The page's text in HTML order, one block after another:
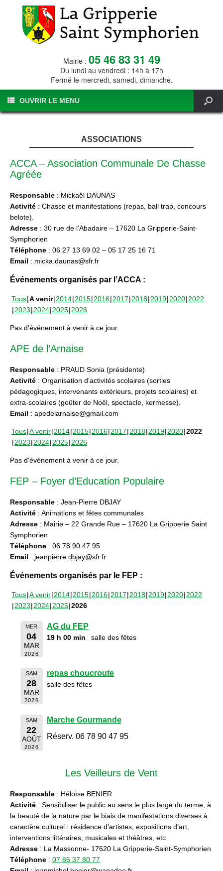
Mairie : 05 46 83 31 49
Du lundi au vendredi : 14h à 17h
Fermé le mercredi, samedi, dimanche.
OUVRIR LE MENU
ASSOCIATIONS
ACCA – Association Communale De Chasse
Agréée
Responsable : Mickaël DAUNAS
Activité : Chasse et manifestations (repas, ball trap, concours
belote).
Adresse : 30 rue de l’Abadaire – 17620 La Gripperie-Saint-
Symphorien
Téléphone : 06 27 13 69 02 – 05 17 25 16 71
Email : micka.daunas@sfr.fr
Événements organisés par l’ACCA :
Tous A venir 2014 2015 2016 2017 2018 2019 2020 2022
2023 2024 2025 2026
Pas d'événement à venir à ce jour.
APE de l’Arnaise
Responsable : PRAUD Sonia (présidente)
Activité : Organisation d’activités scolaires (sorties
pédagogiques, intervenants extérieurs, projets scolaires) et
extra-scolaires (goûter de Noël, spectacle, kermesse).
Email : apedelarnaise@gmail.com
Tous A venir 2014 2015 2016 2017 2018 2019 2020 2022
2023 2024 2025 2026
Pas d'événement à venir à ce jour.
FEP – Foyer d’Education Populaire
Responsable : Jean-Pierre DBJAY
Activité : Animations et fêtes communales
Adresse : Mairie – 22 Grande Rue – 17620 La Gripperie Saint
Symphorien
Téléphone : 06 78 90 47 95
Email : jeanpierre.dbjay@sfr.fr
Événements organisés par le FEP :
Tous A venir 2014 2015 2016 2017 2018 2019 2020 2022
2023 2024 2025 2026
MER
04
MAR
2026
AG du FEP
19 h 00 min salle des fêtes
SAM
28
MAR
2026
repas choucroute
salle des fêtes
SAM
22
AOÛT
2026
Marche Gourmande
Réserv. 06 78 90 47 95
Les Veilleurs de Vent
Responsable : Héloïse BENIER
Activité : Sensibiliser le public au sens le plus large du terme, à
la beauté de la nature par le biais de manifestations diverses à
caractère culturel : résidence d’artistes, expositions d’art,
interventions littéraires, musicales et théâtres, etc
Adresse : La Massonne- 17620 La Gripperie-Saint-Symphorien
Téléphone : 07 86 37 80 77